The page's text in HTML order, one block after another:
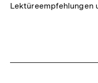
Lektüreempfehlungen